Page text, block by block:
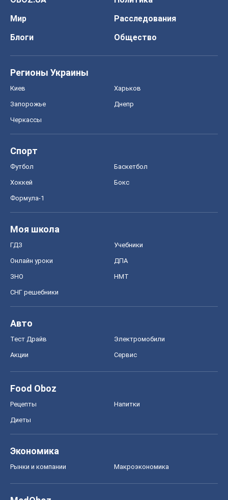
Мир
Расследования
Блоги
Общество
Регионы Украины
Киев Харьков
Запорожье Днепр
Черкассы
Спорт
Футбол Баскетбол
Хоккей Бокс
Формула-1
Моя школа
ГДЗ Учебники
Онлайн уроки ДПА
ЗНО НМТ
СНГ решебники
Авто
Тест Драйв Электромобили
Акции Сервис
Food Oboz
Рецепты Напитки
Диеты
Экономика
Рынки и компании Mакроэкономика